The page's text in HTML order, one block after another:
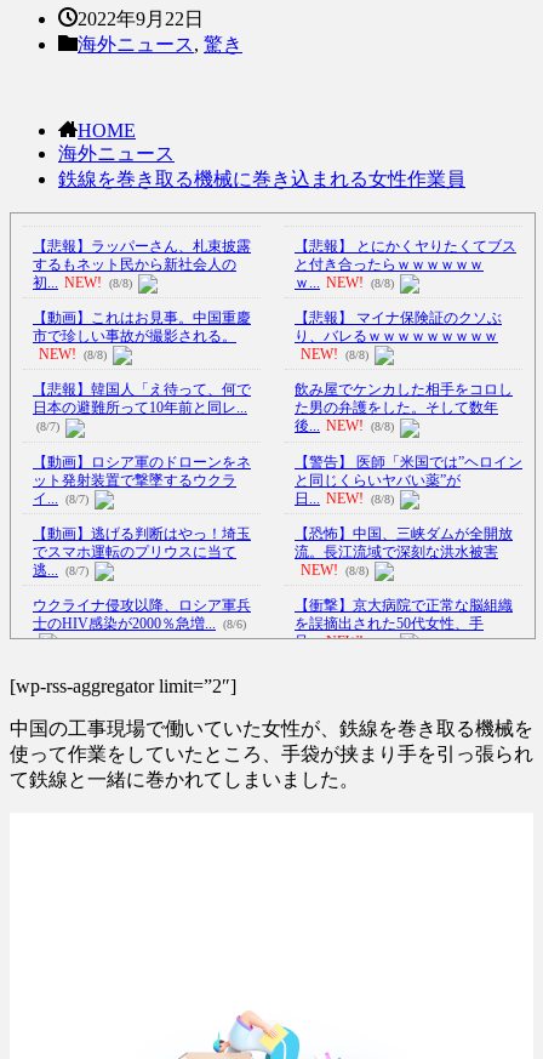
2022年9月22日
海外ニュース, 驚き
HOME
海外ニュース
鉄線を巻き取る機械に巻き込まれる女性作業員
【悲報】ラッパーさん、札束披露
するもネット民から新社会人の
初...
NEW! (8/8)
【動画】これはお見事。中国重慶
市で珍しい事故が撮影される。
NEW!
(8/8)
【悲報】韓国人「え待って、何で
日本の避難所って10年前と同レ...
(8/7)
【動画】ロシア軍のドローンをネ
ット発射装置で撃墜するウクラ
イ...
(8/7)
【動画】逃げる判断はやっ！埼玉
でスマホ運転のプリウスに当て
逃...
(8/7)
ウクライナ侵攻以降、ロシア軍兵
士のHIV感染が2000％急増...
(8/6)
李在明大統領、日本原爆投下80周
年…「平和の価値をより堅固に...
北朝鮮の弾道ミサイル部隊、ロシ
アのヴォロネジ州に展開か…北
朝... NEW! (8/8)
金正恩「経済制裁、正直キツいで
す・・・本当は核を使うつもり
【悲報】 とにかくヤりたくてブス
と付き合ったらｗｗｗｗｗｗ
ｗ...
NEW! (8/8)
【悲報】 マイナ保険証のクソぶ
り、バレるｗｗｗｗｗｗｗｗｗ
NEW!
(8/8)
飲み屋でケンカした相手をコロし
た男の弁護をした。そして数年
後... NEW! (8/8)
【警告】 医師「米国では”ヘロイン
と同じくらいヤバい薬”が
日...
NEW! (8/8)
【恐怖】中国、三峡ダムが全開放
流。長江流域で深刻な洪水被害
NEW!
(8/8)
【衝撃】京大病院で正常な脳組織
を誤摘出された50代女性、手
足... NEW! (8/8)
【Xの車窓から】オービスかと思
ったら野生の炊飯器で草 ほか
(8/6)
上に物を投げるフリをする → ...
(5/20)
[wp-rss-aggregator limit=”2″]
中国の工事現場で働いていた女性が、鉄線を巻き取る機械を
使って作業をしていたところ、手袋が挟まり手を引っ張られ
て鉄線と一緒に巻かれてしまいました。